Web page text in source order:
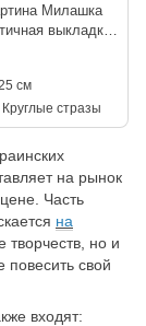
Милашка
выкладка)
Без подрамника)
см
Круглые стразы
на рынок
Часть
на
творчеств, но и
свой
входят: